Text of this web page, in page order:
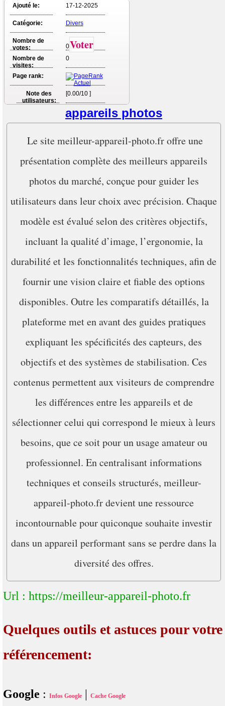
Ajouté le: 17-12-2025
Catégorie: Divers
Nombre de
votes:
0Voter
Nombre de
visites:
0
Page rank:
Note des
utilisateurs:
[0.00/10 ]
appareils photos
Le site meilleur-appareil-photo.fr offre une
présentation complète des meilleurs appareils
photos du marché, conçue pour guider les
utilisateurs dans leur choix avec précision. Chaque
modèle est évalué selon des critères objectifs,
incluant la qualité d’image, l’ergonomie, la
durabilité et les fonctionnalités techniques, afin de
fournir une vision claire et fiable des options
disponibles. Outre les comparatifs détaillés, la
plateforme met en avant des guides pratiques
expliquant les spécificités des capteurs, des
objectifs et des systèmes de stabilisation. Ces
contenus permettent aux visiteurs de comprendre
les différences entre les appareils et de
sélectionner celui qui correspond le mieux à leurs
besoins, que ce soit pour un usage amateur ou
professionnel. En centralisant informations
techniques et conseils structurés, meilleur-
appareil-photo.fr devient une ressource
incontournable pour quiconque souhaite investir
dans un appareil performant sans se perdre dans la
diversité des offres.
Url : https://meilleur-appareil-photo.fr
Quelques outils et astuces pour votre
référencement:
Google : Infos Google | Cache Google